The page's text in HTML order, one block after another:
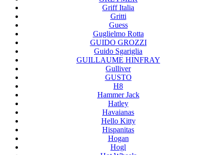
Griff Italia
Gritti
Guess
Guglielmo Rotta
GUIDO GROZZI
Guido Sgariglia
GUILLAUME HINFRAY
Gulliver
GUSTO
H8
Hammer Jack
Hatley
Havaianas
Hello Kitty
Hispanitas
Hogan
Hogl